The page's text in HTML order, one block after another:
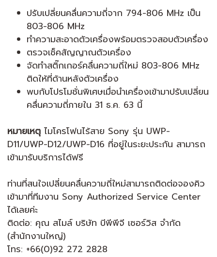
ปรับเปลี่ยนคลื่นความถี่จาก 794-806 MHz เป็น
803-806 MHz
ทำความสะอาดตัวเครื่องพร้อมตรวจสอบตัวเครื่อง
ตรวจเช็คสัญญาณตัวเครื่อง
จัดทำสติ๊กเกอร์คลื่นความถี่ใหม่ 803-806 MHz
ติดให้ที่ด้านหลังตัวเครื่อง
พบกับโปรโมชั่นพิเศษเมื่อนำเครื่องเข้ามาปรับเปลี่ยน
คลื่นความถี่ภายใน 31 ธ.ค. 63 นี้
หมายเหตุ ไมโครโฟนไร้สาย Sony รุ่น UWP-
D11/UWP-D12/UWP-D16 ที่อยู่ในระยะประกัน สามารถ
เข้ามารับบริการได้ฟรี
ท่านที่สนใจเปลี่ยนคลื่นความถี่ใหม่สามารถติดต่อจองคิว
เข้ามาที่ทีมงาน Sony Authorized Service Center
ได้เลยค่ะ
ติดต่อ: คุณ สไมล์ บริษัท บีพีพีจี เซอร์วิส จำกัด
(สำนักงานใหญ่)
โทร: +66(0)92 272 2828